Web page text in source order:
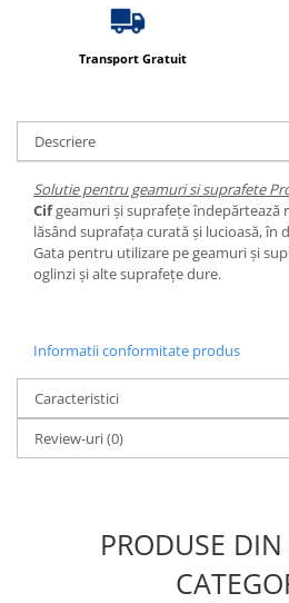
Produse ingrijire personala
Crema de corp
Sapun solid
Sapun spuma
Consumabile hartie
Acoperitori toaleta
Cearceaf hartie & cearceaf hartie
Prosoape hartie pliate
Pungi igienice
Role hartie industriala
Role prosop hartie
Aparate odorizante profesionale
Odorizant toalera, wc
Transport Gratuit
Descriere
Solutie pentru geamuri si suprafete
Cifgeamuri și suprafețe îndepărtează
lăsând suprafața curată și lucioasă, în
Gata pentru utilizare pe geamuri și
oglinzi și alte suprafețe dure.
Informatii conformitate produs
Caracteristici
Review-uri(0)
PRODUSE DIN